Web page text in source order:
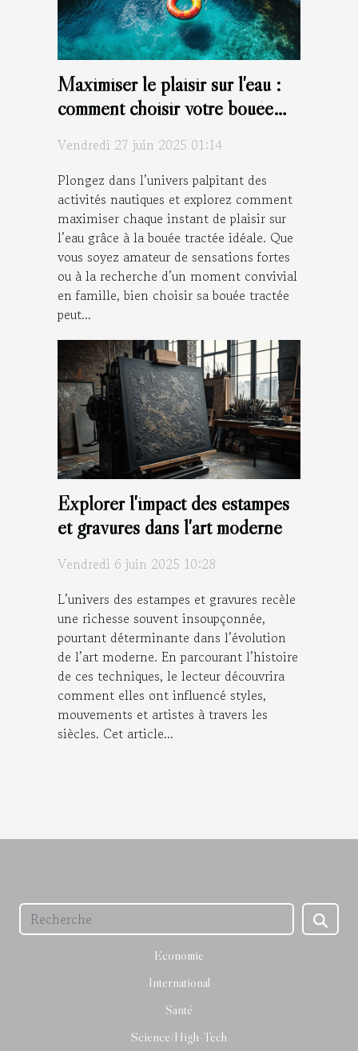
Maximiser le plaisir sur l'eau :
comment choisir votre bouée
Vendredi 27 juin 2025 01:14
Plongez dans l’univers palpitant des
activités nautiques et explorez comment
maximiser chaque instant de plaisir sur
l’eau grâce à la bouée tractée idéale. Que
vous soyez amateur de sensations fortes
ou à la recherche d’un moment convivial
en famille, bien choisir sa bouée tractée
peut...
Explorer l'impact des estampes
et gravures dans l'art moderne
Vendredi 6 juin 2025 10:28
L’univers des estampes et gravures recèle
une richesse souvent insoupçonnée,
pourtant déterminante dans l’évolution
de l’art moderne. En parcourant l’histoire
de ces techniques, le lecteur découvrira
comment elles ont influencé styles,
mouvements et artistes à travers les
siècles. Cet article...
Economie
International
Santé
Science/High-Tech